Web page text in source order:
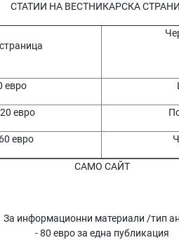
СТАТИИ НА ВЕСТНИКАРСКА
евро
евро
евро
САМО САЙТ
За информационни материали /тип
- 80 евро за една публикация